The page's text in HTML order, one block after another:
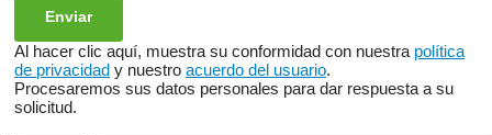
Al hacer clic aquí, muestra su conformidad con nuestra política
de privacidad y nuestro acuerdo del usuario.
Procesaremos sus datos personales para dar respuesta a su
solicitud.